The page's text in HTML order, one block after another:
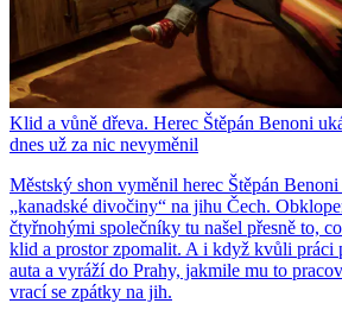
Klid a vůně dřeva. Herec Štěpán Benoni
dnes už za nic nevyměnil
Městský shon vyměnil herec Štěpán
„kanadské divočiny“ na jihu Čech.
čtyřnohými společníky tu našel přesně to,
klid a prostor zpomalit. A i když kvůli práci
auta a vyráží do Prahy, jakmile mu to
vrací se zpátky na jih.